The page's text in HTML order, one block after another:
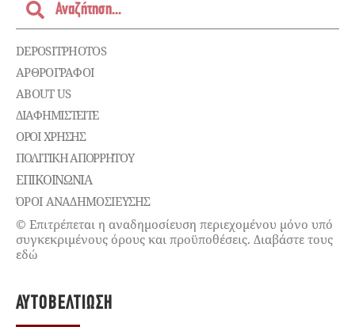
DEPOSITPHOTOS
ΑΡΘΡΟΓΡΑΦΟΙ
ABOUT US
ΔΙΑΦΗΜΙΣΤΕΊΤΕ
ΌΡΟΙ ΧΡΉΣΗΣ
ΠΟΛΙΤΙΚΉ ΑΠΟΡΡΉΤΟΥ
ΕΠΙΚΟΙΝΩΝΊΑ
ΌΡΟΙ ΑΝΑΔΗΜΟΣΙΕΥΣΗΣ
© Επιτρέπεται η αναδημοσίευση περιεχομένου μόνο υπό
συγκεκριμένους όρους και προϋποθέσεις. Διαβάστε τους
εδώ
ΑΥΤΟΒΕΛΤΊΩΣΗ